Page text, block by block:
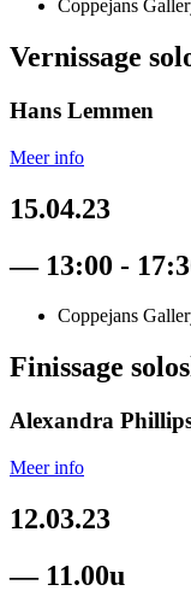
Coppejans
Vernissage
Hans Lemmen
Meer info
15.04.23
— 13:00 -
Coppejans
Finissage
Alexandra
Meer info
12.03.23
— 11.00u